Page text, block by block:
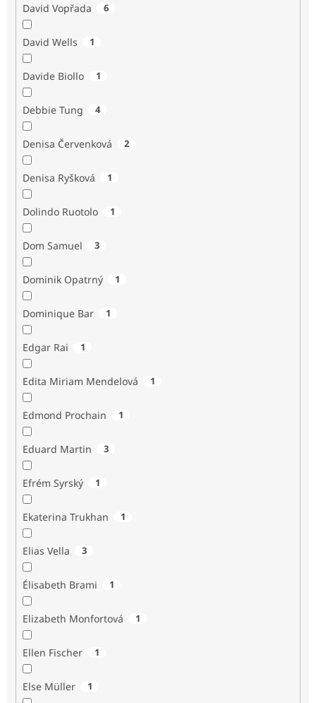
David Vopřada 6
David Wells 1
Davide Biollo 1
Debbie Tung 4
Denisa Červenková 2
Denisa Ryšková 1
Dolindo Ruotolo 1
Dom Samuel 3
Dominik Opatrný 1
Dominique Bar 1
Edgar Rai 1
Edita Miriam Mendelová 1
Edmond Prochain 1
Eduard Martin 3
Efrém Syrský 1
Ekaterina Trukhan 1
Elias Vella 3
Élisabeth Brami 1
Elizabeth Monfortová 1
Ellen Fischer 1
Else Müller 1